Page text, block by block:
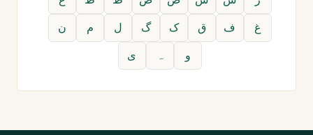
غ
ف ق ک گ ل م
ن
و
ہ ی